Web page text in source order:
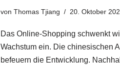
von Thomas Tjiang 20. Oktober
Das Online-Shopping schwenkt
Wachstum ein. Die chinesischen
befeuern die Entwicklung.